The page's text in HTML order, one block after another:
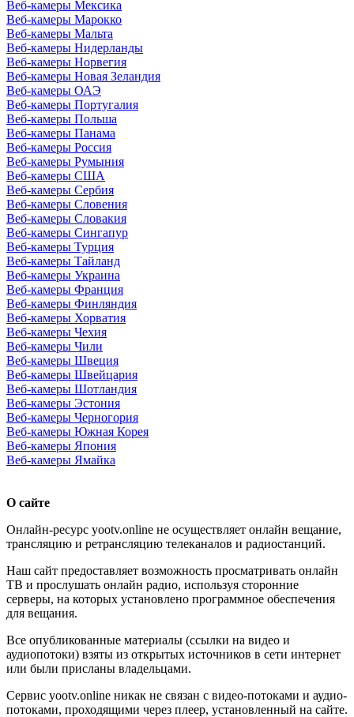
Веб-камеры Мексика
Веб-камеры Марокко
Веб-камеры Мальта
Веб-камеры Нидерланды
Веб-камеры Норвегия
Веб-камеры Новая Зеландия
Веб-камеры ОАЭ
Веб-камеры Португалия
Веб-камеры Польша
Веб-камеры Панама
Веб-камеры Россия
Веб-камеры Румыния
Веб-камеры США
Веб-камеры Сербия
Веб-камеры Словения
Веб-камеры Словакия
Веб-камеры Сингапур
Веб-камеры Турция
Веб-камеры Тайланд
Веб-камеры Украина
Веб-камеры Франция
Веб-камеры Финляндия
Веб-камеры Хорватия
Веб-камеры Чехия
Веб-камеры Чили
Веб-камеры Швеция
Веб-камеры Швейцария
Веб-камеры Шотландия
Веб-камеры Эстония
Веб-камеры Черногория
Веб-камеры Южная Корея
Веб-камеры Япония
Веб-камеры Ямайка
О сайте
Онлайн-ресурс yootv.online не осуществляет онлайн вещание,
трансляцию и ретрансляцию телеканалов и радиостанций.
Наш сайт предоставляет возможность просматривать онлайн
ТВ и прослушать онлайн радио, используя сторонние
серверы, на которых установлено программное обеспечения
для вещания.
Все опубликованные материалы (ссылки на видео и
аудиопотоки) взяты из открытых источников в сети интернет
или были присланы владельцами.
Сервис yootv.online никак не связан с видео-потоками и аудио-
потоками, проходящими через плеер, установленный на сайте.